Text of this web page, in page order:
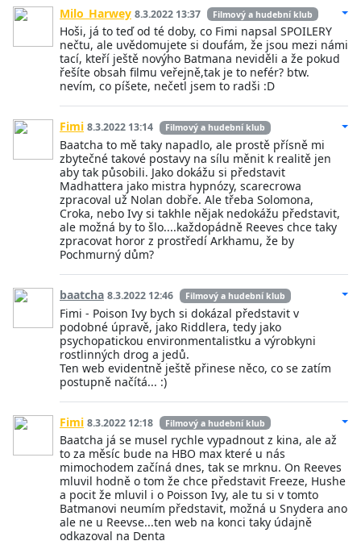
Milo_Harwey 8.3.2022 13:37 Filmový a hudební klub
Hoši, já to teď od té doby, co Fimi napsal SPOILERY
nečtu, ale uvědomujete si doufám, že jsou mezi námi
tací, kteří ještě novýho Batmana neviděli a že pokud
řešíte obsah filmu veřejně,tak je to nefér? btw.
nevím, co píšete, nečetl jsem to radši :D
Fimi 8.3.2022 13:14 Filmový a hudební klub
Baatcha to mě taky napadlo, ale prostě přísně mi
zbytečné takové postavy na sílu měnit k realitě jen
aby tak působili. Jako dokážu si představit
Madhattera jako mistra hypnózy, scarecrowa
zpracoval už Nolan dobře. Ale třeba Solomona,
Croka, nebo Ivy si takhle nějak nedokážu představit,
ale možná by to šlo....každopádně Reeves chce taky
zpracovat horor z prostředí Arkhamu, že by
Pochmurný dům?
baatcha 8.3.2022 12:46 Filmový a hudební klub
Fimi - Poison Ivy bych si dokázal představit v
podobné úpravě, jako Riddlera, tedy jako
psychopatickou environmentalistku a výrobkyni
rostlinných drog a jedů.
Ten web evidentně ještě přinese něco, co se zatím
postupně načítá... :)
Fimi 8.3.2022 12:18 Filmový a hudební klub
Baatcha já se musel rychle vypadnout z kina, ale až
to za měsíc bude na HBO max které u nás
mimochodem začíná dnes, tak se mrknu. On Reeves
mluvil hodně o tom že chce představit Freeze, Hushe
a pocit že mluvil i o Poisson Ivy, ale tu si v tomto
Batmanovi neumím představit, možná u Snydera ano
ale ne u Reevse...ten web na konci taky údajně
odkazoval na Denta